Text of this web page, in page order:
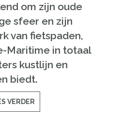
om zijn oude
sfeer en zijn
van fietspaden,
Maritime in totaal
kustlijn en
biedt.
VERDER